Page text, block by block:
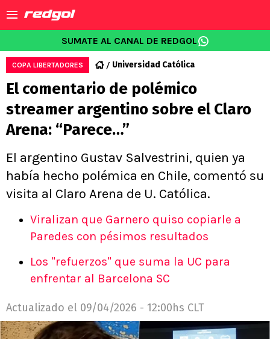
SUMATE AL CANAL DE REDGOL
COPA LIBERTADORES Universidad Católica
El comentario de polémico
streamer argentino sobre el Claro
Arena: “Parece…”
El argentino Gustav Salvestrini, quien ya
había hecho polémica en Chile, comentó su
visita al Claro Arena de U. Católica.
Viralizan que Garnero quiso copiarle a
Paredes con pésimos resultados
Los "refuerzos" que suma la UC para
enfrentar al Barcelona SC
Actualizado el 09/04/2026 - 12:00hs CLT